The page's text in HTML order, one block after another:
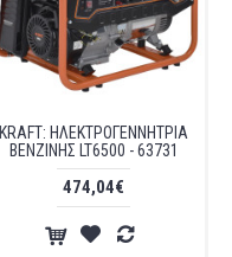
KRAFT: ΗΛΕΚΤΡΟΓΕΝΝΗΤΡΙΑ
ΒΕΝΖΙΝΗΣ LT6500 - 63731
474,04€